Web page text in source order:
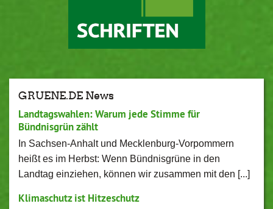
GRUENE.DE News
Landtagswahlen: Warum jede Stimme für
Bündnisgrün zählt
In Sachsen-Anhalt und Mecklenburg-Vorpommern
heißt es im Herbst: Wenn Bündnisgrüne in den
Landtag einziehen, können wir zusammen mit den [...]
Klimaschutz ist Hitzeschutz